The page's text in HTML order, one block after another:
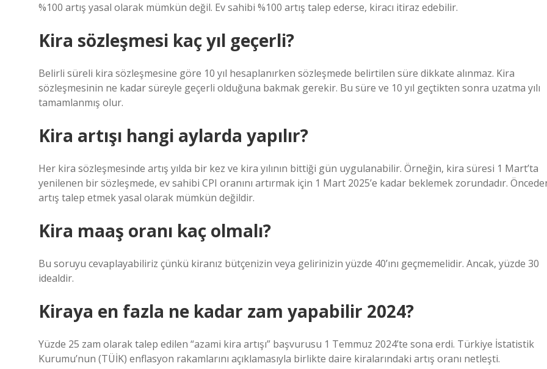
%100 artış yasal olarak mümkün değil. Ev sahibi %100 artış talep ederse, kiracı itiraz edebilir.
Kira sözleşmesi kaç yıl geçerli?
Belirli süreli kira sözleşmesine göre 10 yıl hesaplanırken sözleşmede belirtilen süre dikkate alınmaz. Kira
sözleşmesinin ne kadar süreyle geçerli olduğuna bakmak gerekir. Bu süre ve 10 yıl geçtikten sonra uzatma yılı
tamamlanmış olur.
Kira artışı hangi aylarda yapılır?
Her kira sözleşmesinde artış yılda bir kez ve kira yılının bittiği gün uygulanabilir. Örneğin, kira süresi 1 Mart’ta
yenilenen bir sözleşmede, ev sahibi CPI oranını artırmak için 1 Mart 2025’e kadar beklemek zorundadır.
artış talep etmek yasal olarak mümkün değildir.
Kira maaş oranı kaç olmalı?
Bu soruyu cevaplayabiliriz çünkü kiranız bütçenizin veya gelirinizin yüzde 40’ını geçmemelidir. Ancak, yüzde 30
idealdir.
Kiraya en fazla ne kadar zam yapabilir 2024?
Yüzde 25 zam olarak talep edilen “azami kira artışı” başvurusu 1 Temmuz 2024’te sona erdi. Türkiye İstatistik
Kurumu’nun (TÜİK) enflasyon rakamlarını açıklamasıyla birlikte daire kiralarındaki artış oranı netleşti.